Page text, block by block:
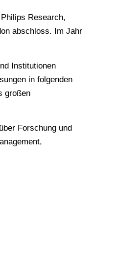
Research,
abschloss. Im Jahr
Institutionen
in folgenden
großen
Forschung und